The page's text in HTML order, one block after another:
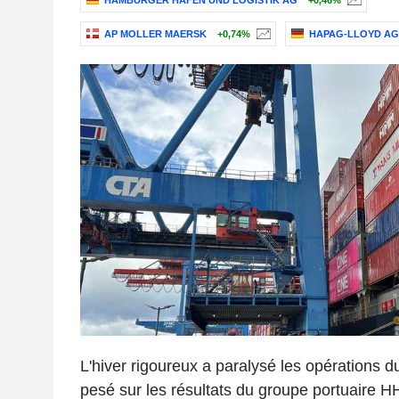
AP MOLLER MAERSK +0,74% HAPAG-LLOYD AG
L'hiver rigoureux a paralysé les opérations
pesé sur les résultats du groupe portuaire